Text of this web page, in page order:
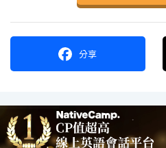
分享